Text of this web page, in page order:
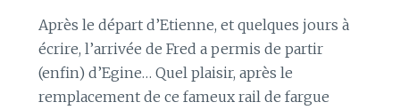
Après le départ d’Etienne, et quelques jours à
écrire, l’arrivée de Fred a permis de partir
(enfin) d’Egine… Quel plaisir, après le
remplacement de ce fameux rail de fargue